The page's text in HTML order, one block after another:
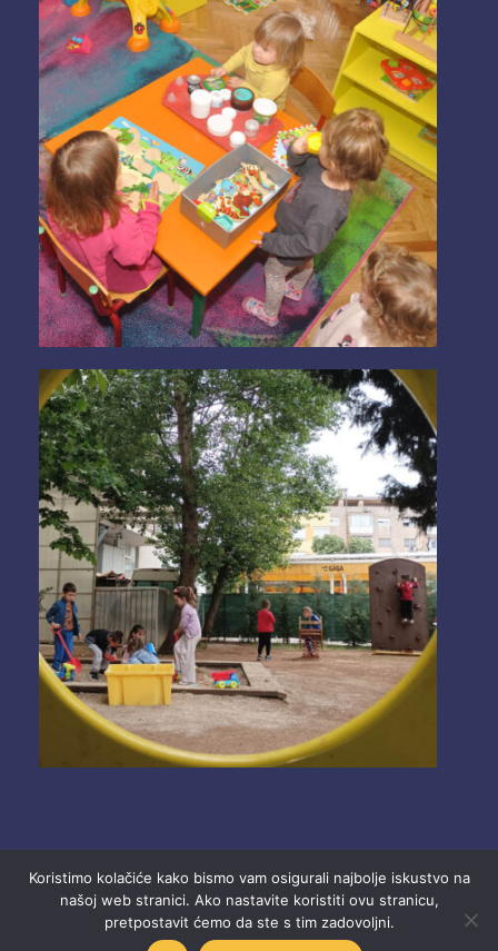
2025 Ustanova “Dječji vrtići” Mostar.
Koristimo kolačiće kako bismo vam osigurali najbolje iskustvo na
našoj web stranici. Ako nastavite koristiti ovu stranicu,
pretpostavit ćemo da ste s tim zadovoljni.